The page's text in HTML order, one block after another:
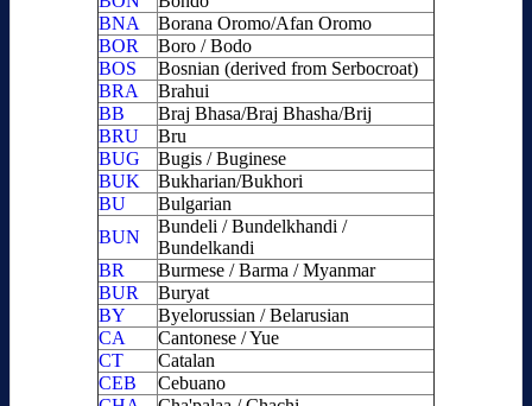
BNA
Borana Oromo/Afan Oromo
BOR
Boro / Bodo
BOS
Bosnian (derived from Serbocroat)
BRA
Brahui
BB
Braj Bhasa/Braj Bhasha/Brij
BRU
Bru
BUG
Bugis / Buginese
BUK
Bukharian/Bukhori
BU
Bulgarian
BUN
Bundeli / Bundelkhandi /
Bundelkandi
BR
Burmese / Barma / Myanmar
BUR
Buryat
BY
Byelorussian / Belarusian
CA
Cantonese / Yue
CT
Catalan
CEB
Cebuano